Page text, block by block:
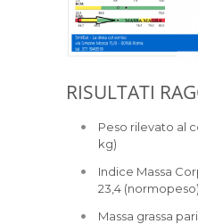
RISULTATI
Peso rilevato al
kg)
Indice Massa
23,4 (normopeso)
Massa grassa